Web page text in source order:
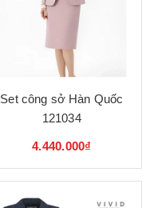
Set công sở Hàn Quốc
121034
4.440.000₫